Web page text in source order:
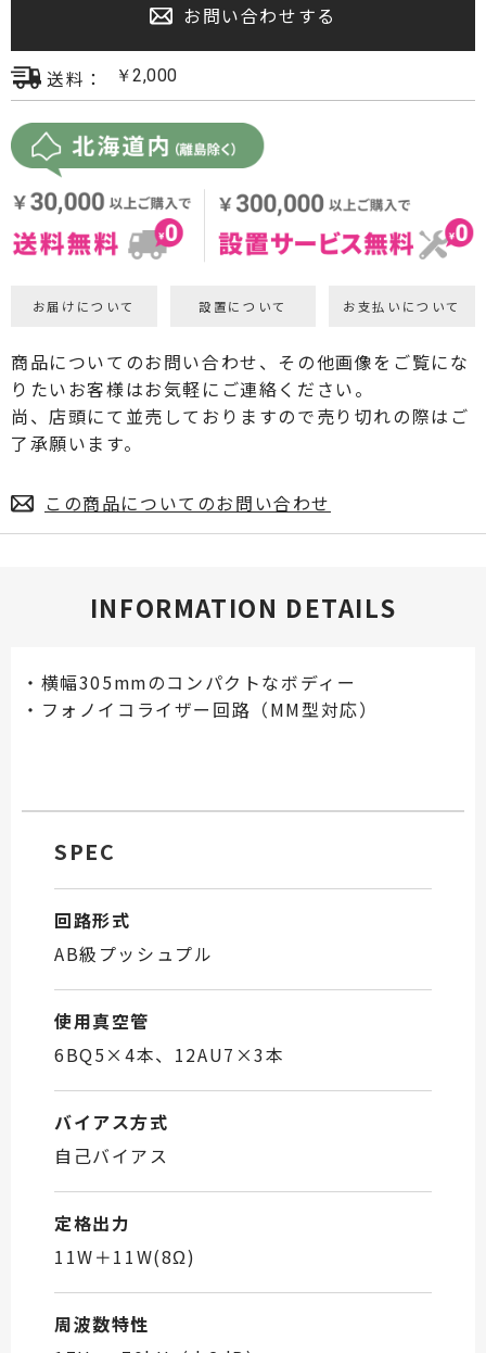
センタースピーカー・サブウーファー
お問い合わせする
送料： ￥2,000
お届けについて 設置について お支払いについて
商品についてのお問い合わせ、その他画像をご覧にな
りたいお客様はお気軽にご連絡ください。
尚、店頭にて並売しておりますので売り切れの際はご
了承願います。
この商品についてのお問い合わせ
INFORMATION DETAILS
・横幅305mmのコンパクトなボディー
・フォノイコライザー回路（MM型対応）
SPEC
回路形式
AB級プッシュプル
使用真空管
6BQ5×4本、12AU7×3本
バイアス方式
自己バイアス
定格出力
11W＋11W(8Ω)
周波数特性